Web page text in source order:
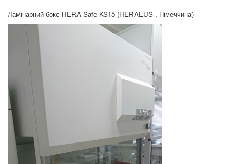
Ламінарний бокс HERA Safe KS15 (HERAEUS , Німеччина)